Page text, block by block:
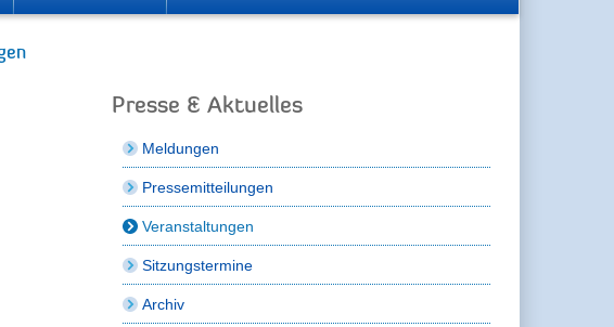
Presse & Aktuelles
Meldungen
Pressemitteilungen
Veranstaltungen
Sitzungstermine
Archiv